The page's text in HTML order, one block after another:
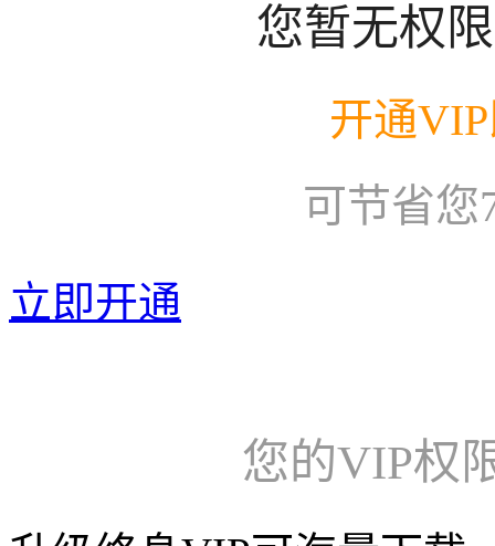
您暂无权
开通
可节省您
立即开通
您的VIP权